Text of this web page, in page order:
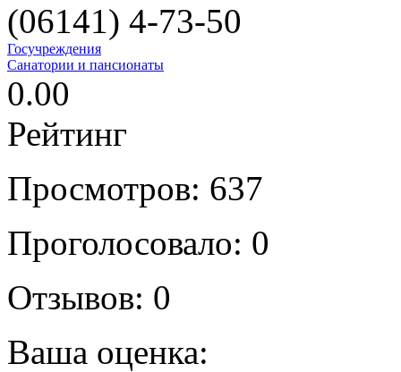
(06141) 4-73-50
Госучреждения
Санатории и пансионаты
0.00
Рейтинг
Просмотров: 637
Проголосовало: 0
Отзывов: 0
Ваша оценка: